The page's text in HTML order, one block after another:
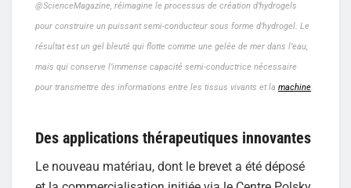
@ScienceMagazine, réimagine le processus de création d’hydrogels
pour construire un puissant semi-conducteur sous forme d’hydrogel. Le
résultat est un gel bleuté qui flotte comme une gelée de mer dans l’eau,
mais qui conserve l’immense capacité semi-conductrice nécessaire
pour transmettre des informations entre les tissus vivants et la machine.
Des applications thérapeutiques innovantes
Le nouveau matériau, dont le brevet a été déposé